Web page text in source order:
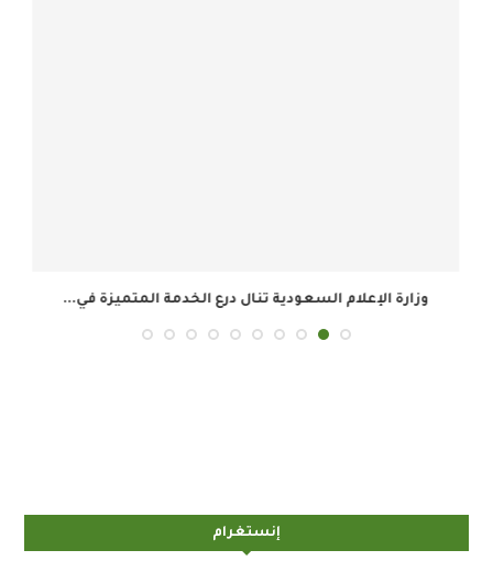
وزارة الإعلام السعودية تنال درع الخدمة المتميزة في...
إنستغرام